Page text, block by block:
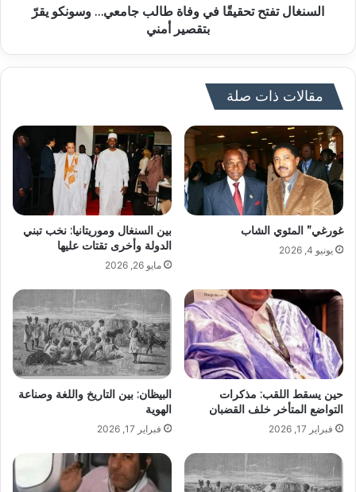
السنغال تفتح تحقيقًا في وفاة طالب جامعي… وسونكو يقرّ
بتقصير أمني
مقالات ذات صلة
غورغي” المئوي الشاب
يونيو 4, 2026
بين السنغال وموريتانيا: نخب تبني
الدولة وأخرى تقتات عليها
مايو 26, 2026
حين يسقط اللقب: مذكرات
التواضع المتأخر خلف القضبان
فبراير 17, 2026
البيظان: بين التاريخ واللغة وصناعة
الهوية
فبراير 17, 2026